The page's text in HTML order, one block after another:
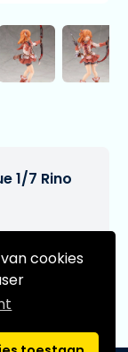
cookies
1/7 Rino